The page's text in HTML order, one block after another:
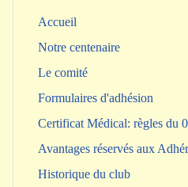
Accueil
Notre centenaire
Le comité
Formulaires d'adhésion
Certificat Médical: règles du
Avantages réservés aux
Historique du club